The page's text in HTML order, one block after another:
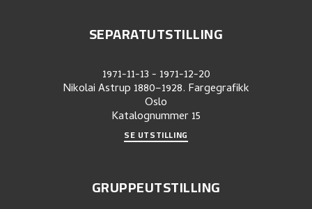
SEPARATUTSTILLING
1971-11-13- 1971-12-20
Nikolai Astrup 1880–1928. Fargegrafikk
Oslo
Katalognummer15
SE UTSTILLING
GRUPPEUTSTILLING